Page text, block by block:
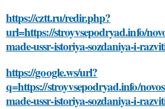
https://cztt.ru/redir.php?
url=https://stroyvsepodryad.info/
made-ussr-istoriya-sozdaniya-i-
https://google.ws/url?
q=https://stroyvsepodryad.info/
made-ussr-istoriya-sozdaniya-i-